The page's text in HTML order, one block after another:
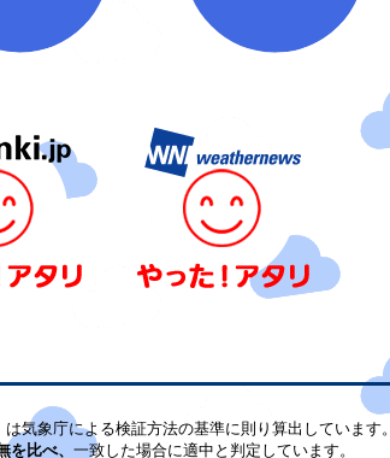
気象庁による検証方法の基準に則り算出しています。
比べ、 一致した場合に適中と判定しています。